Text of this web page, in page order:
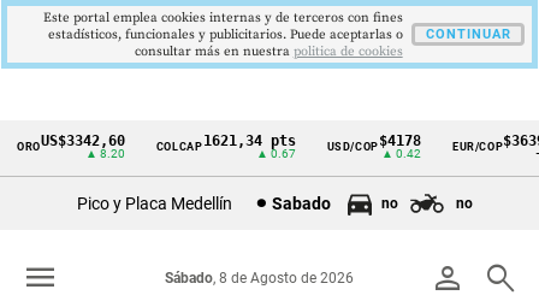
Cintillo
Colombia
US$3342,60
▲ 8.20
COLCAP1621,34 pts
▲ 0.67
USD/COP$4178
▲ 0.42
EUR/COP$3639
Pico y Placa Medellín Sabado no no
person search
Sábado, 8 de Agosto de 2026
menu
Este portal emplea cookies internas y de terceros con fines
estadísticos, funcionales y publicitarios. Puede aceptarlas o
consultar más en nuestra politica de cookies
CONTINUAR